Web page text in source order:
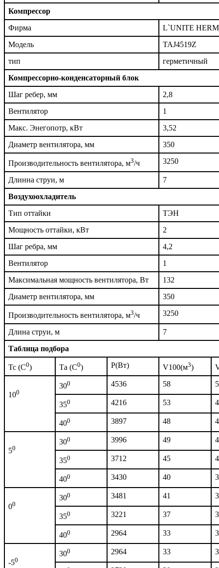
Компрессор
Фирма
L`UNITE
Модель
TAJ4519Z
тип
герметичный
Компрессорно-конденсаторный блок
Шаг ребер, мм
2,8
Вентилятор
1
Макс. Энегопотр, кВт
3,52
Диаметр вентилятора, мм
350
Производительность вентилятора, м3/ч 3250
Длинна струи, м
7
Воздухоохладитель
Тип оттайки
ТЭН
Мощность оттайки, кВт
2
Шаг ребра, мм
4,2
Вентилятор
1
Максимальная мощность вентилятора, Вт
132
Диаметр вентилятора, мм
350
Производительность вентилятора, м3/ч 3250
Длина струи, м
7
Таблица подбора
Тс (С0) Та (С0) P(Bт) V100(м3)
100
300 4536 58
350 4216 53
400 3897 48
50
300 3996 49
350 3712 45
400 3430 40
00
300 3481 41
350 3221 37
400 2964 33
-50
300 2964 33